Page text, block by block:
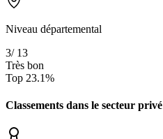
Niveau départemental
3/ 13
Très bon
Top 23.1%
Classements dans le secteur privé